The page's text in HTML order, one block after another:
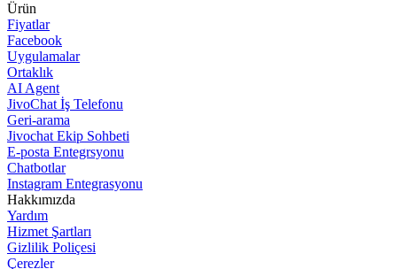
Ürün
Fiyatlar
Facebook
Uygulamalar
Ortaklık
AI Agent
JivoChat İş Telefonu
Geri-arama
Jivochat Ekip Sohbeti
E-posta Entegrsyonu
Chatbotlar
Instagram Entegrasyonu
Hakkımızda
Yardım
Hizmet Şartları
Gizlilik Poliçesi
Çerezler